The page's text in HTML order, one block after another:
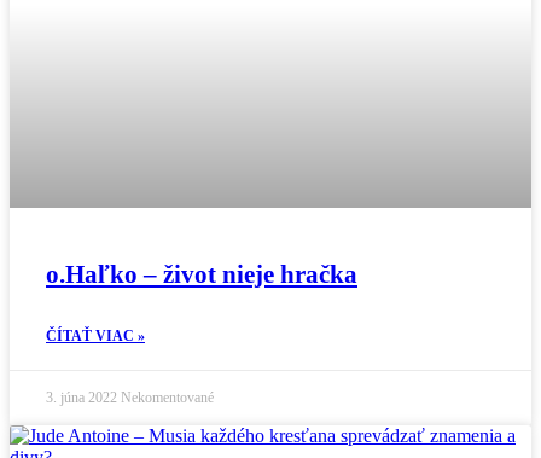
o.Haľko – život nieje hračka
ČÍTAŤ VIAC »
3. júna 2022 Nekomentované